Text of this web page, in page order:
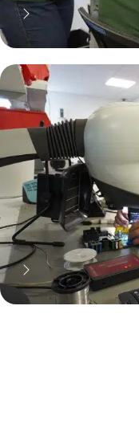
70% moins cher
neuve... mais pas que !
Pourquoi réparer ?